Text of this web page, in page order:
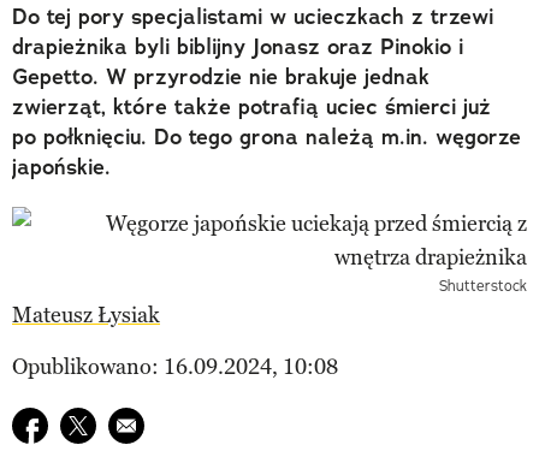
Do tej pory specjalistami w ucieczkach z trzewi
drapieżnika byli biblijny Jonasz oraz Pinokio i
Gepetto. W przyrodzie nie brakuje jednak
zwierząt, które także potrafią uciec śmierci już
po połknięciu. Do tego grona należą m.in. węgorze
japońskie.
Shutterstock
Mateusz Łysiak
Opublikowano: 16.09.2024, 10:08
Udostępnij na facebook
Udostępnij na twitter
E-mail do przyjaciela